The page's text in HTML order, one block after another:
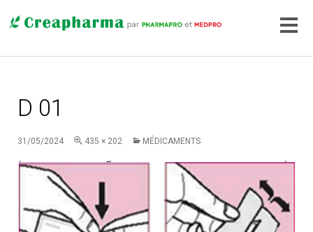
D 01
31/05/2024 435 × 202 MÉDICAMENTS